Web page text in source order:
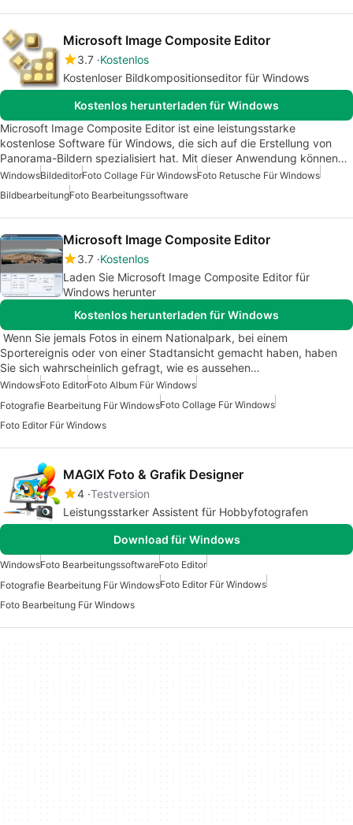
Microsoft Image Composite Editor
3.7 Kostenlos
Kostenloser Bildkompositionseditor für Windows
Kostenlos herunterladen für Windows
Microsoft Image Composite Editor ist eine leistungsstarke
kostenlose Software für Windows, die sich auf die Erstellung von
Panorama-Bildern spezialisiert hat. Mit dieser Anwendung können…
WindowsBildeditorFoto Collage Für WindowsFoto Retusche Für Windows
BildbearbeitungFoto Bearbeitungssoftware
Microsoft Image Composite Editor
3.7 Kostenlos
Laden Sie Microsoft Image Composite Editor für
Windows herunter
Kostenlos herunterladen für Windows
Wenn Sie jemals Fotos in einem Nationalpark, bei einem
Sportereignis oder von einer Stadtansicht gemacht haben, haben
Sie sich wahrscheinlich gefragt, wie es aussehen…
WindowsFoto EditorFoto Album Für Windows
Fotografie Bearbeitung Für WindowsFoto Collage Für Windows
Foto Editor Für Windows
MAGIX Foto & Grafik Designer
4 Testversion
Leistungsstarker Assistent für Hobbyfotografen
Download für Windows
WindowsFoto BearbeitungssoftwareFoto Editor
Fotografie Bearbeitung Für WindowsFoto Editor Für Windows
Foto Bearbeitung Für Windows